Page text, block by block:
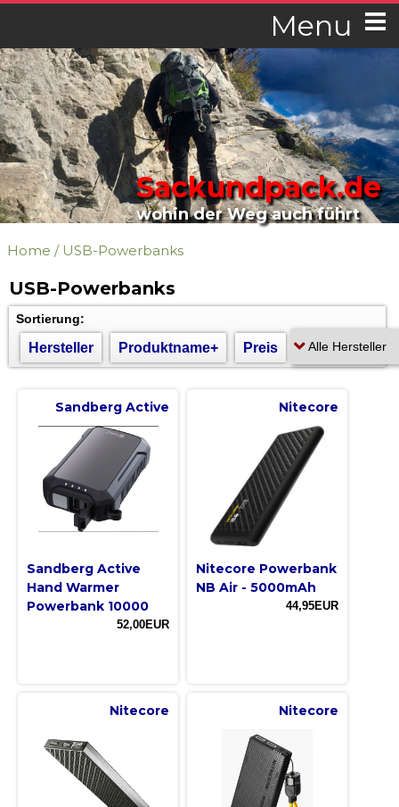
Menu
Sackundpack.de
wohin der Weg auch führt
Home / USB-Powerbanks
USB-Powerbanks
Sortierung:
Hersteller Produktname+ Preis
Sandberg Active
Sandberg Active
Hand Warmer
Powerbank 10000
52,00EUR
Nitecore
Nitecore Powerbank
NB Air - 5000mAh
44,95EUR
Nitecore Nitecore